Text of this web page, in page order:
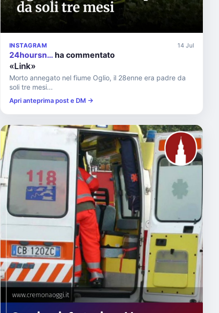
INSTAGRAM 14 Jul
24hoursn… ha commentato
«Link»
Morto annegato nel fiume Oglio, il 28enne era padre da
soli tre mesi...
Apri anteprima post e DM →